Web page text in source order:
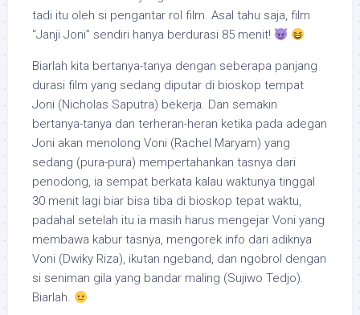
tadi itu oleh si pengantar rol film. Asal tahu saja, film
“Janji Joni” sendiri hanya berdurasi 85 menit!
Biarlah kita bertanya-tanya dengan seberapa panjang
durasi film yang sedang diputar di bioskop tempat
Joni (Nicholas Saputra) bekerja. Dan semakin
bertanya-tanya dan terheran-heran ketika pada adegan
Joni akan menolong Voni (Rachel Maryam) yang
sedang (pura-pura) mempertahankan tasnya dari
penodong, ia sempat berkata kalau waktunya tinggal
30 menit lagi biar bisa tiba di bioskop tepat waktu,
padahal setelah itu ia masih harus mengejar Voni yang
membawa kabur tasnya, mengorek info dari adiknya
Voni (Dwiky Riza), ikutan ngeband, dan ngobrol dengan
si seniman gila yang bandar maling (Sujiwo Tedjo).
Biarlah.